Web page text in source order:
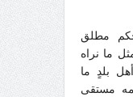
مطلق
ما نراه
بلدٍ ما
مستقى